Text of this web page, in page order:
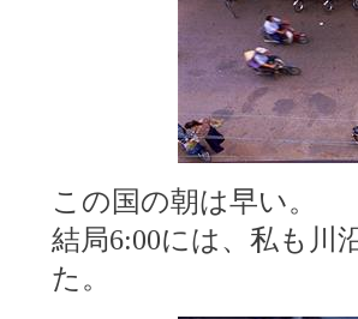
この国の朝は早い。
結局6:00には、私も川
た。